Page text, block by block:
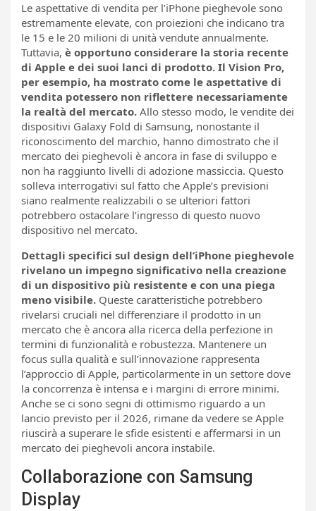
Le aspettative di vendita per l’iPhone pieghevole sono
estremamente elevate, con proiezioni che indicano tra
le 15 e le 20 milioni di unità vendute annualmente.
Tuttavia, è opportuno considerare la storia recente
di Apple e dei suoi lanci di prodotto. Il Vision Pro,
per esempio, ha mostrato come le aspettative di
vendita potessero non riflettere necessariamente
la realtà del mercato. Allo stesso modo, le vendite dei
dispositivi Galaxy Fold di Samsung, nonostante il
riconoscimento del marchio, hanno dimostrato che il
mercato dei pieghevoli è ancora in fase di sviluppo e
non ha raggiunto livelli di adozione massiccia. Questo
solleva interrogativi sul fatto che Apple’s previsioni
siano realmente realizzabili o se ulteriori fattori
potrebbero ostacolare l’ingresso di questo nuovo
dispositivo nel mercato.
Dettagli specifici sul design dell’iPhone pieghevole
rivelano un impegno significativo nella creazione
di un dispositivo più resistente e con una piega
meno visibile. Queste caratteristiche potrebbero
rivelarsi cruciali nel differenziare il prodotto in un
mercato che è ancora alla ricerca della perfezione in
termini di funzionalità e robustezza. Mantenere un
focus sulla qualità e sull’innovazione rappresenta
l’approccio di Apple, particolarmente in un settore dove
la concorrenza è intensa e i margini di errore minimi.
Anche se ci sono segni di ottimismo riguardo a un
lancio previsto per il 2026, rimane da vedere se Apple
riuscirà a superare le sfide esistenti e affermarsi in un
mercato dei pieghevoli ancora instabile.
Collaborazione con Samsung
Display